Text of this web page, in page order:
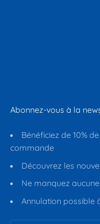
Abonnez-vous à la
Bénéficiez de 10%
commande
Découvrez les
Ne manquez
Annulation possible